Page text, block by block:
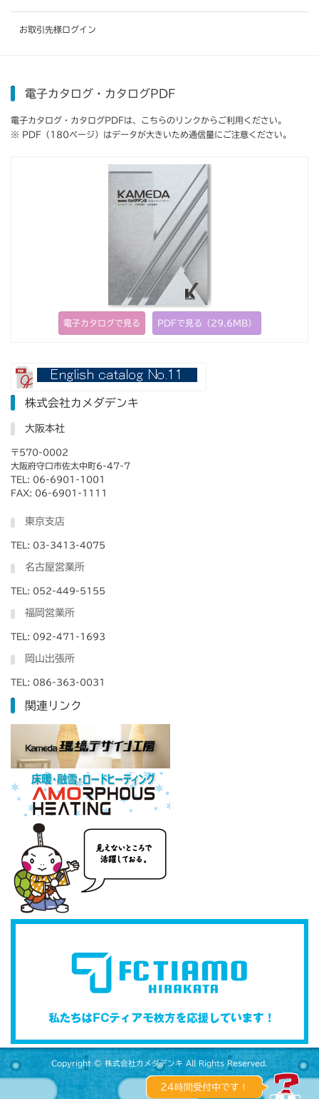
お取引先様ログイン
電子カタログ・カタログPDF
電子カタログ・カタログPDFは、こちらのリンクからご利用ください。
※ PDF（180ページ）はデータが大きいため通信量にご注意ください。
電子カタログで見る PDFで見る（29.6MB）
株式会社カメダデンキ
大阪本社
〒570-0002
大阪府守口市佐太中町6-47-7
TEL: 06-6901-1001
FAX: 06-6901-1111
東京支店
TEL: 03-3413-4075
名古屋営業所
TEL: 052-449-5155
福岡営業所
TEL: 092-471-1693
岡山出張所
TEL: 086-363-0031
関連リンク
Copyright © 株式会社カメダデンキ All Rights Reserved.
24時間受付中です！